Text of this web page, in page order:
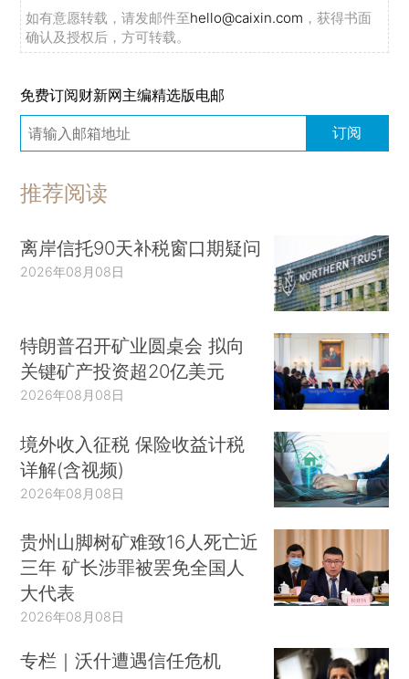
如有意愿转载，请发邮件至hello@caixin.com ，获得书面
确认及授权后，方可转载。
免费订阅财新网主编精选版电邮
订阅
推荐阅读
离岸信托90天补税窗口期疑问
2026年08月08日
特朗普召开矿业圆桌会 拟向
关键矿产投资超20亿美元
2026年08月08日
境外收入征税 保险收益计税
详解(含视频)
2026年08月08日
贵州山脚树矿难致16人死亡近
三年 矿长涉罪被罢免全国人
大代表
2026年08月08日
专栏｜沃什遭遇信任危机